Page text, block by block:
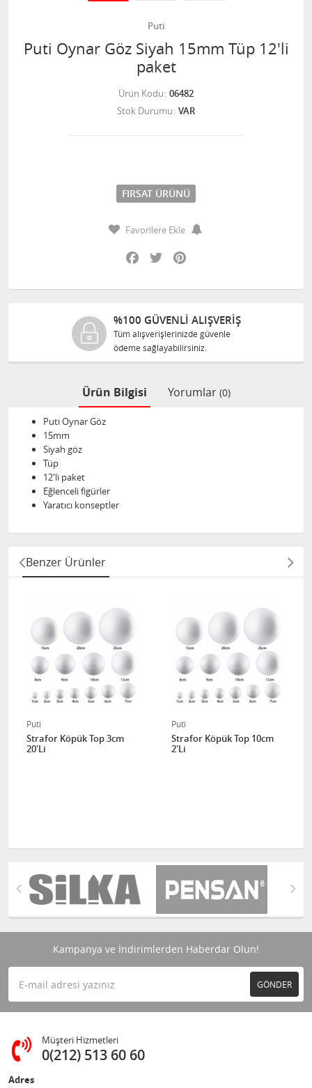
Puti
Puti Oynar Göz Siyah 15mm Tüp 12'li
paket
Ürün Kodu 06482
Stok Durumu VAR
FIRSAT ÜRÜNÜ
Favorilere Ekle
Facebook
Twitter
%100 GÜVENLİ ALIŞVERİŞ
Tüm alışverişlerinizde güvenle
ödeme sağlayabilirsiniz.
Ürün Bilgisi Yorumlar (0)
Puti Oynar Göz
15mm
Siyah göz
Tüp
12'li paket
Eğlenceli figürler
Yaratıcı konseptler
Benzer Ürünler
Puti
Strafor Köpük Top 3cm
20'Li
Puti
Strafor Köpük Top 10cm
2'Li
Kampanya ve İndirimlerden Haberdar Olun!
GÖNDER
Müşteri Hizmetleri
0(212) 513 60 60
Adres